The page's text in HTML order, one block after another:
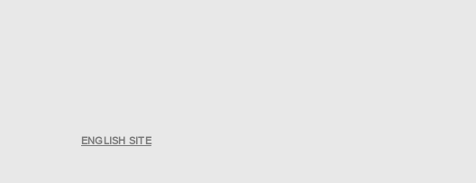
ENGLISH SITE